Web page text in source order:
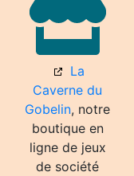
La
Caverne du
Gobelin, notre
boutique en
ligne de jeux
de société